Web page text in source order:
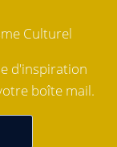
Culturel
d'inspiration
boîte mail.